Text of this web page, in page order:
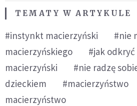
TEMATY W ARTYKULE
#instynkt macierzyński
#nie
macierzyńskiego
#jak
macierzyński
#nie radzę
dzieckiem
#macierzyństwo
macierzyństwo